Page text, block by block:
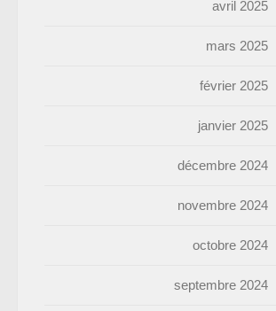
avril 2025
mars 2025
février 2025
janvier 2025
décembre 2024
novembre 2024
octobre 2024
septembre 2024